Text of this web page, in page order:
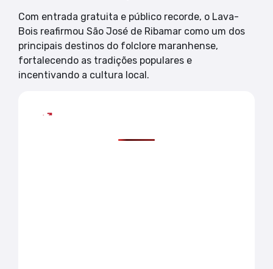
Com entrada gratuita e público recorde, o Lava-
Bois reafirmou São José de Ribamar como um dos
principais destinos do folclore maranhense,
fortalecendo as tradições populares e
incentivando a cultura local.